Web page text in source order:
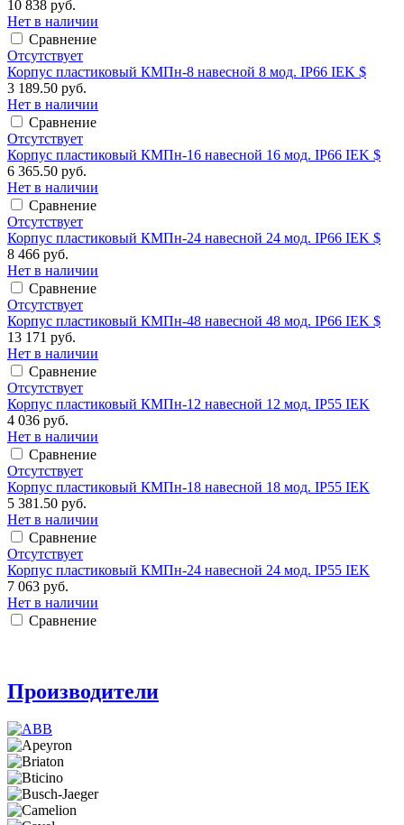
10 838 руб.
Нет в наличии
Сравнение
Отсутствует
Корпус пластиковый КМПн-8 навесной 8 мод. IP66 IEK $
3 189.50 руб.
Нет в наличии
Сравнение
Отсутствует
Корпус пластиковый КМПн-16 навесной 16 мод. IP66 IEK $
6 365.50 руб.
Нет в наличии
Сравнение
Отсутствует
Корпус пластиковый КМПн-24 навесной 24 мод. IP66 IEK $
8 466 руб.
Нет в наличии
Сравнение
Отсутствует
Корпус пластиковый КМПн-48 навесной 48 мод. IP66 IEK $
13 171 руб.
Нет в наличии
Сравнение
Отсутствует
Корпус пластиковый КМПн-12 навесной 12 мод. IP55 IEK
4 036 руб.
Нет в наличии
Сравнение
Отсутствует
Корпус пластиковый КМПн-18 навесной 18 мод. IP55 IEK
5 381.50 руб.
Нет в наличии
Сравнение
Отсутствует
Корпус пластиковый КМПн-24 навесной 24 мод. IP55 IEK
7 063 руб.
Нет в наличии
Сравнение
Производители